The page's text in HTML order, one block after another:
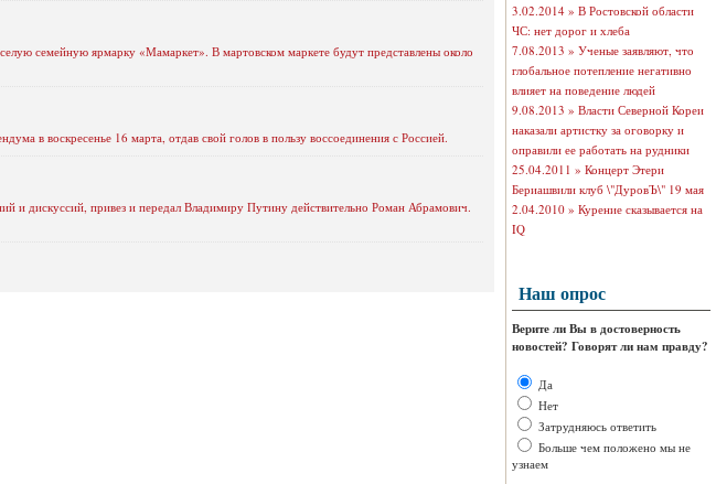
семейную ярмарку «Мамаркет». В мартовском маркете будут представлены около
в воскресенье 16 марта, отдав свой голов в пользу воссоединения с Россией.
и дискуссий, привез и передал Владимиру Путину действительно Роман Абрамович.
3.02.2014 » В Ростовской области
ЧС: нет дорог и хлеба
7.08.2013 » Ученые заявляют, что
глобальное потепление негативно
влияет на поведение людей
9.08.2013 » Власти Северной Кореи
наказали артистку за оговорку и
оправили ее работать на рудники
25.04.2011 » Концерт Этери
Бериашвили клуб \"ДуровЪ\" 19 мая
2.04.2010 » Курение сказывается на
IQ
Наш опрос
Верите ли Вы в достоверность
новостей? Говорят ли нам правду?
Да
Нет
Затрудняюсь ответить
Больше чем положено мы не
узнаем